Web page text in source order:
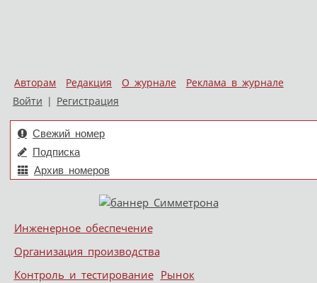
Авторам Редакция О журнале
Реклама в журнале
Войти | Регистрация
Свежий номер
Подписка
Архив номеров
Меню
Skip to content
Инженерное обеспечение
Организация производства
Контроль и тестирование Рынок